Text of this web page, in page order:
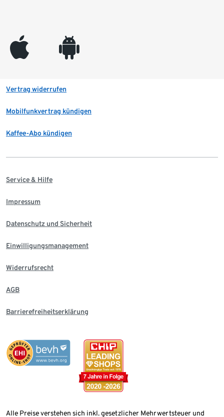
appleinc android
Vertrag widerrufen
Mobilfunkvertrag kündigen
Kaffee-Abo kündigen
Service & Hilfe
Impressum
Datenschutz und Sicherheit
Einwilligungsmanagement
Widerrufsrecht
AGB
Barrierefreiheitserklärung
Alle Preise verstehen sich inkl. gesetzlicher Mehrwertsteuer und